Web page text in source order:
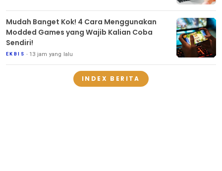
Mudah Banget Kok! 4 Cara Menggunakan
Modded Games yang Wajib Kalian Coba
Sendiri!
EKBIS 13 jam yang lalu
INDEX BERITA